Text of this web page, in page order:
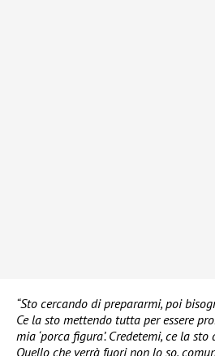
“Sto cercando di prepararmi, poi
Ce la sto mettendo tutta per essere
mia ‘porca figura’. Credetemi, ce la
Quello che verrà fuori non lo so,